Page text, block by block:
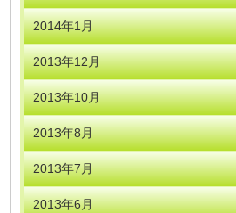
2014年1月
2013年12月
2013年10月
2013年8月
2013年7月
2013年6月